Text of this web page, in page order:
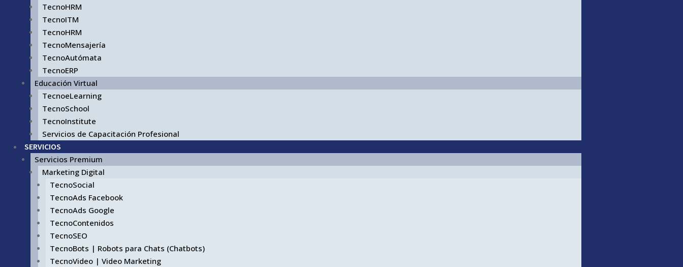
TecnoHRM
TecnoITM
TecnoHRM
TecnoMensajería
TecnoAutómata
TecnoERP
Educación Virtual
TecnoeLearning
TecnoSchool
TecnoInstitute
Servicios de Capacitación Profesional
SERVICIOS
Servicios Premium
Marketing Digital
TecnoSocial
TecnoAds Facebook
TecnoAds Google
TecnoContenidos
TecnoSEO
TecnoBots | Robots para Chats (Chatbots)
TecnoVideo | Video Marketing